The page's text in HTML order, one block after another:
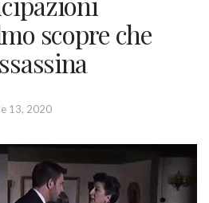
scopre che
13, 2020